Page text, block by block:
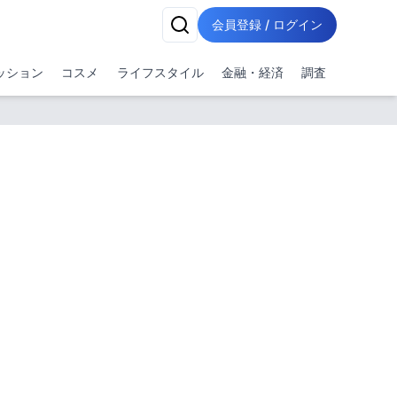
会員登録 / ログイン
ション コスメ ライフスタイル 金融・経済 調査